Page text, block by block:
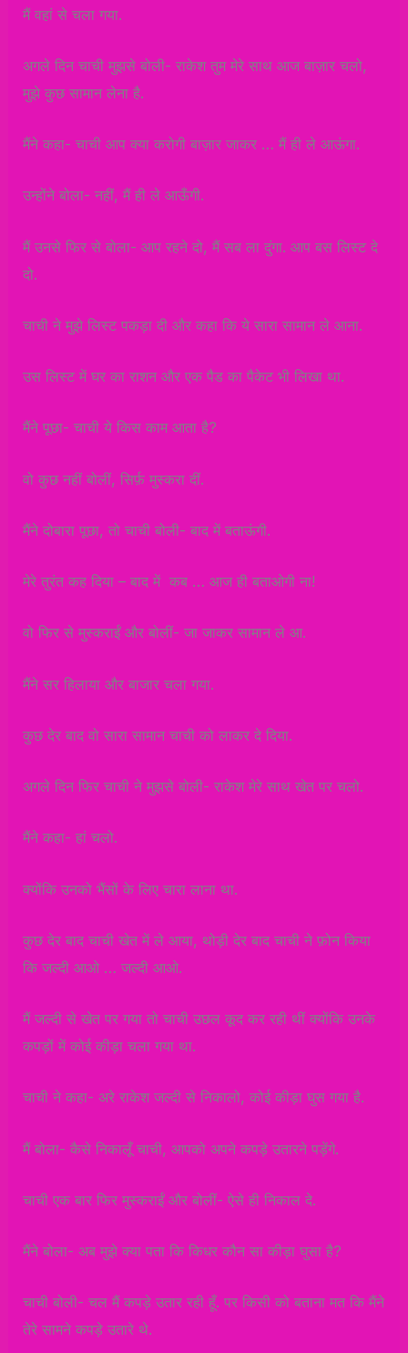
मैं वहां से चला गया.
अगले दिन चाची मुझसे बोली- राकेश तुम मेरे साथ आज बाज़ार चलो,
मुझे कुछ सामान लेना है.
मैंने कहा- चाची आप क्या करोगी बाज़ार जाकर … मैं ही ले आऊंगा.
उन्होंने बोला- नहीं, मैं ही ले आऊँगी.
मैं उनसे फिर से बोला- आप रहने दो, मैं सब ला दुंगा. आप बस लिस्ट दे
दो.
चाची ने मुझे लिस्ट पकड़ा दी और कहा कि ये सारा सामान ले आना.
उस लिस्ट में घर का राशन और एक पैड का पैकेट भी लिखा था.
मैंने पूछा- चाची ये किस काम आता है?
वो कुछ नहीं बोलीं, सिर्फ़ मुस्करा दीं.
मैंने दोबारा पूछा, तो चाची बोली- बाद में बताऊंगी.
मेरे तुरंत कह दिया – बाद में कब … आज ही बताओगी ना!
वो फिर से मुस्कराईं और बोलीं- जा जाकर सामान ले आ.
मैंने सर हिलाया और बाजार चला गया.
कुछ देर बाद वो सारा सामान चाची को लाकर दे दिया.
अगले दिन फिर चाची ने मुझसे बोली- राकेश मेरे साथ खेत पर चलो.
मैंने कहा- हां चलो.
क्योंकि उनको भैंसों के लिए चारा लाना था.
कुछ देर बाद चाची खेत में ले आया, थोड़ी देर बाद चाची ने फ़ोन किया
कि जल्दी आओ … जल्दी आओ.
मैं जल्दी से खेत पर गया तो चाची उछल कूद कर रही थीं क्योंकि उनके
कपड़ों में कोई कीड़ा चला गया था.
चाची ने कहा- अरे राकेश जल्दी से निकालो, कोई कीड़ा घुस गया है.
मैं बोला- कैसे निकालूँ चाची, आपको अपने कपड़े उतारने पड़ेंगे.
चाची एक बार फिर मुस्कराईं और बोलीं- ऐसे ही निकाल दे.
मैंने बोला- अब मुझे क्या पता कि किधर कौन सा कीड़ा घुसा है?
चाची बोली- चल मैं कपड़े उतार रही हूँ. पर किसी को बताना मत कि मैंने
तेरे सामने कपड़े उतारे थे.